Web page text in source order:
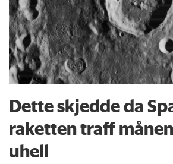
Dette skjedde da
raketten traff
uhell